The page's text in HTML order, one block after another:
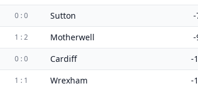
0 : 0 Sutton -
1 : 2 Motherwell -
0 : 0 Cardiff -
1 : 1 Wrexham -